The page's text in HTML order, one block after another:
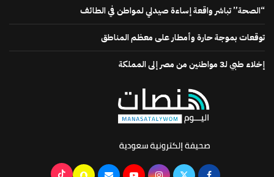
“الصحة” تباشر واقعة إساءة صيدلي لمواطن في الطائف
توقعات بموجة حارة وأمطار على معظم المناطق
إخلاء طبي لـ3 مواطنين من مصر إلى المملكة